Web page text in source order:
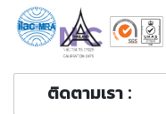
T
A
S
ติดตามเรา :